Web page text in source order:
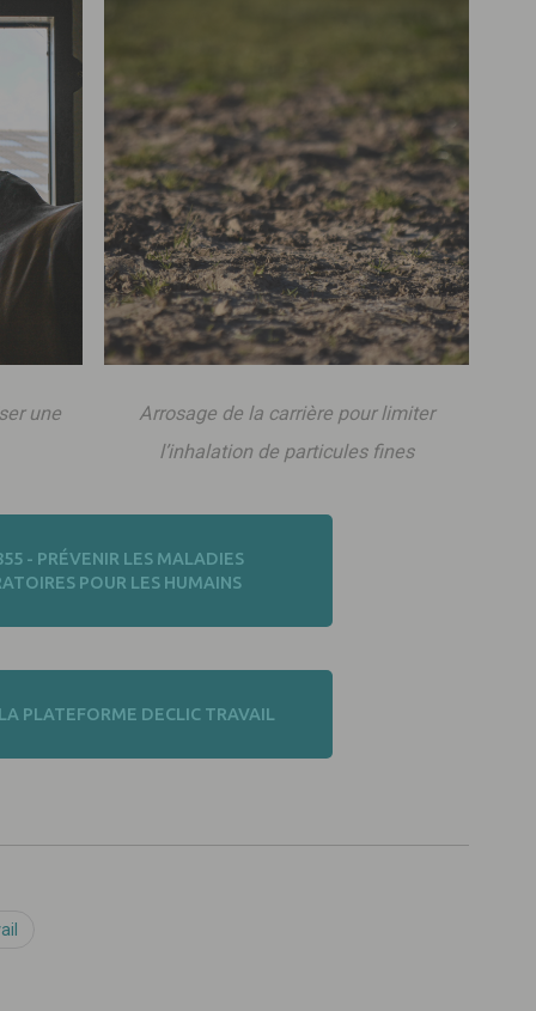
une
Arrosage de la carrière pour limiter
l’inhalation de particules fines
- PRÉVENIR LES MALADIES
POUR LES HUMAINS
PLATEFORME DECLIC TRAVAIL